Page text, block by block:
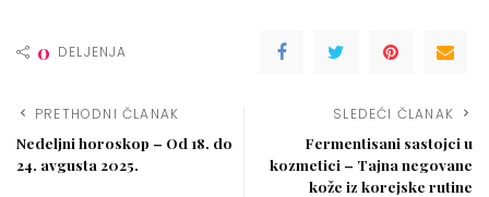
0 DELJENJA
PRETHODNI ČLANAK
Nedeljni horoskop – Od 18. do
24. avgusta 2025.
SLEDEĆI ČLANAK
Fermentisani sastojci u
kozmetici – Tajna negovane
kože iz korejske rutine